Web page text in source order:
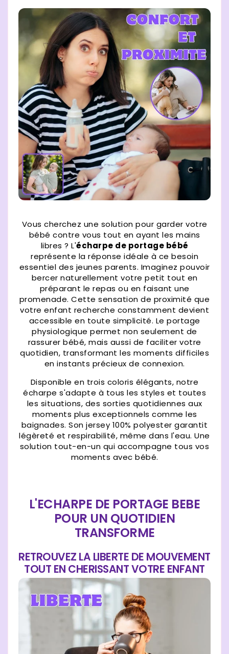
Vous cherchez une solution pour garder votre
bébé contre vous tout en ayant les mains
libres ? L'écharpe de portage bébé
représente la réponse idéale à ce besoin
essentiel des jeunes parents. Imaginez pouvoir
bercer naturellement votre petit tout en
préparant le repas ou en faisant une
promenade. Cette sensation de proximité que
votre enfant recherche constamment devient
accessible en toute simplicité. Le portage
physiologique permet non seulement de
rassurer bébé, mais aussi de faciliter votre
quotidien, transformant les moments difficiles
en instants précieux de connexion.
Disponible en trois coloris élégants, notre
écharpe s'adapte à tous les styles et toutes
les situations, des sorties quotidiennes aux
moments plus exceptionnels comme les
baignades. Son jersey 100% polyester garantit
légèreté et respirabilité, même dans l'eau. Une
solution tout-en-un qui accompagne tous vos
moments avec bébé.
L'ECHARPE DE PORTAGE BEBE
POUR UN QUOTIDIEN
TRANSFORME
RETROUVEZ LA LIBERTE DE MOUVEMENT
TOUT EN CHERISSANT VOTRE ENFANT